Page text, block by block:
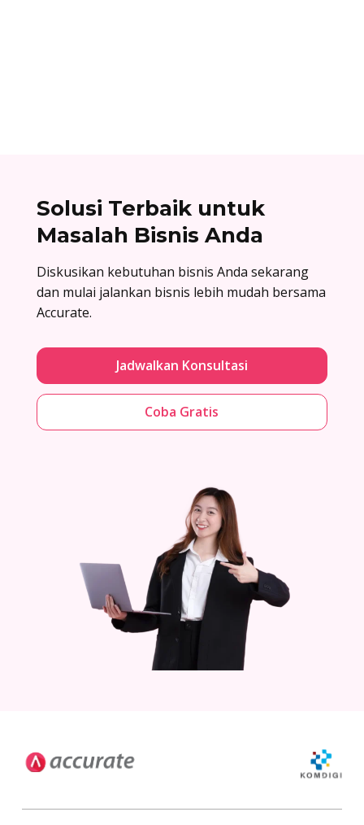
Solusi Terbaik untuk
Masalah Bisnis Anda
Diskusikan kebutuhan bisnis Anda sekarang
dan mulai jalankan bisnis lebih mudah bersama
Accurate.
Jadwalkan Konsultasi
Coba Gratis